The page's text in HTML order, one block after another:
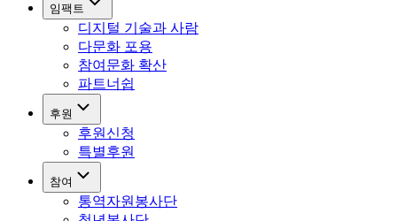
임팩트
디지털 기술과 사람
다문화 포용
참여문화 확산
파트너쉽
후원
후원신청
특별후원
참여
통역자원봉사단